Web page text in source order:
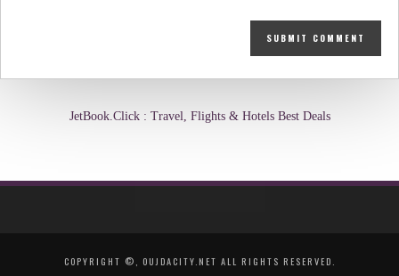
JetBook.Click : Travel, Flights & Hotels Best Deals
COPYRIGHT ©, OUJDACITY.NET ALL RIGHTS RESERVED.